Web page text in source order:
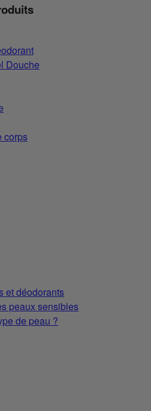
Douche
corps
et déodorants
peaux sensibles
de peau ?